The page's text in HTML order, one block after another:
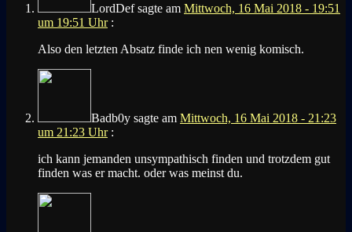
LordDefsagte am Mittwoch, 16 Mai 2018 - 19:51
um 19:51 Uhr :
Also den letzten Absatz finde ich nen wenig komisch.
Badb0y sagte am Mittwoch, 16 Mai 2018 - 21:23
um 21:23 Uhr :
ich kann jemanden unsympathisch finden und trotzdem gut
finden was er macht. oder was meinst du.